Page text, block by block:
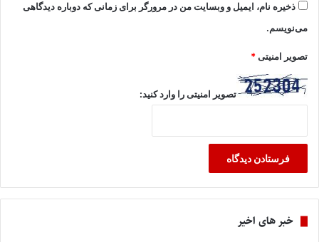
ذخیره نام، ایمیل و وبسایت من در مرورگر برای زمانی که دوباره دیدگاهی
می‌نویسم.
تصویر امنیتی*
تصویر امنیتی را وارد کنید:
خبر های اخیر